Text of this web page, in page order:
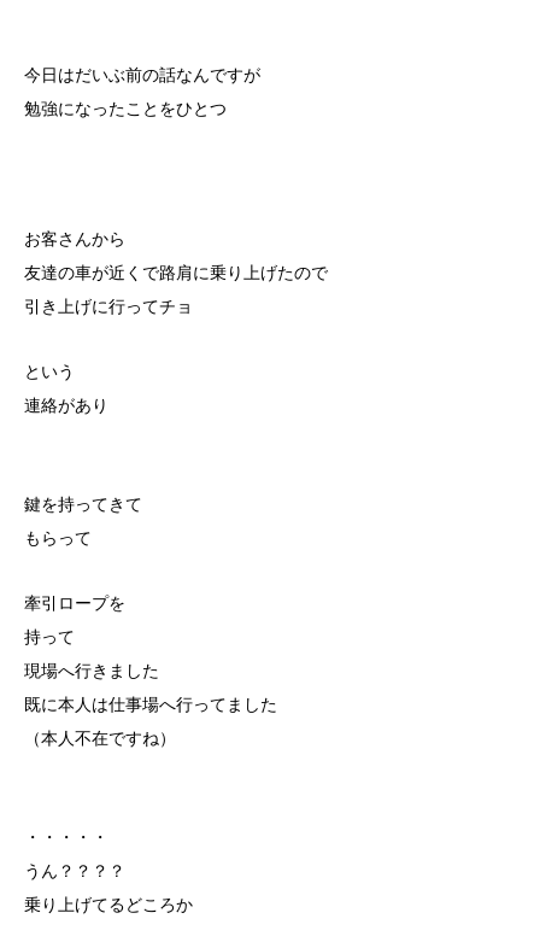
今日はだいぶ前の話なんですが
勉強になったことをひとつ
お客さんから
友達の車が近くで路肩に乗り上げたので
引き上げに行ってチョ
という
連絡があり
鍵を持ってきて
もらって
牽引ロープを
持って
現場へ行きました
既に本人は仕事場へ行ってました
（本人不在ですね）
・・・・・
うん？？？？
乗り上げてるどころか